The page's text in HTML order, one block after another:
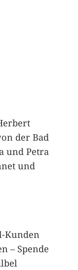
der Bad
und Petra
und
Kunden
– Spende